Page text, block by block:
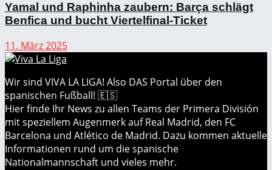
Yamal und Raphinha zaubern: Barça schlägt
Benfica und bucht Viertelfinal-Ticket
11. März 2025
Wir sind VIVA LA LIGA! Also DAS Portal über den
spanischen Fußball! 🇪🇸
Hier finde Ihr News zu allen Teams der Primera División
mit speziellem Augenmerk auf Real Madrid, den FC
Barcelona und Atlético de Madrid. Dazu kommen aktuelle
Informationen rund um die spanische
Nationalmannschaft und vieles mehr.